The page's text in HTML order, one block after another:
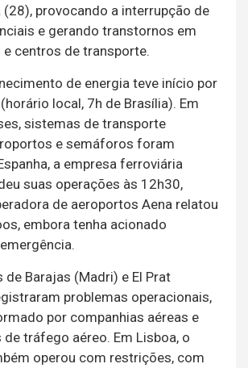
provocando a interrupção de
e gerando transtornos em
e centros de transporte.
de energia teve início por
local, 7h de Brasília). Em
sistemas de transporte
e semáforos foram
a empresa ferroviária
suas operações às 12h30,
de aeroportos Aena relatou
embora tenha acionado
de Barajas (Madri) e El Prat
problemas operacionais,
por companhias aéreas e
tráfego aéreo. Em Lisboa, o
operou com restrições, com